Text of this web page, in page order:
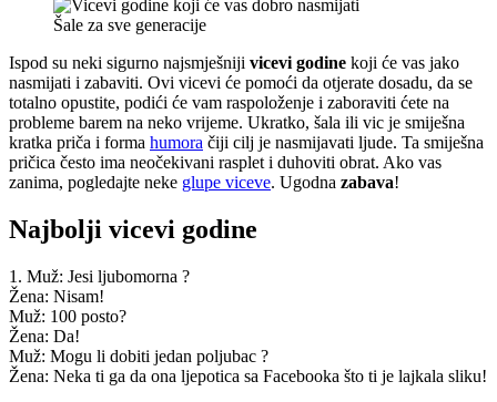
Šale za sve generacije
Ispod su neki sigurno najsmješniji vicevi godine koji će vas jako
nasmijati i zabaviti. Ovi vicevi će pomoći da otjerate dosadu, da se
totalno opustite, podići će vam raspoloženje i zaboraviti ćete na
probleme barem na neko vrijeme. Ukratko, šala ili vic je smiješna
kratka priča i forma humora čiji cilj je nasmijavati ljude. Ta smiješna
pričica često ima neočekivani rasplet i duhoviti obrat. Ako vas
zanima, pogledajte neke glupe viceve. Ugodna zabava!
Najbolji vicevi godine
1. Muž: Jesi ljubomorna ?
Žena: Nisam!
Muž: 100 posto?
Žena: Da!
Muž: Mogu li dobiti jedan poljubac ?
Žena: Neka ti ga da ona ljepotica sa Facebooka što ti je lajkala sliku!